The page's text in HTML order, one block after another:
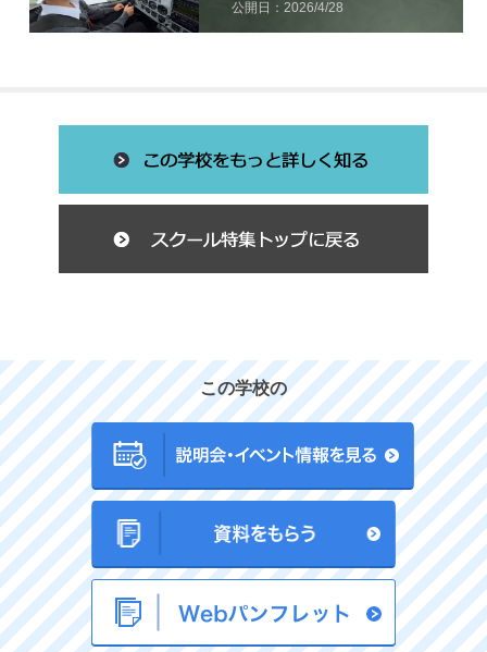
公開日：2026/4/28
この学校の